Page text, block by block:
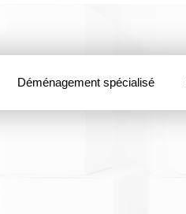
Déménagement spécialisé